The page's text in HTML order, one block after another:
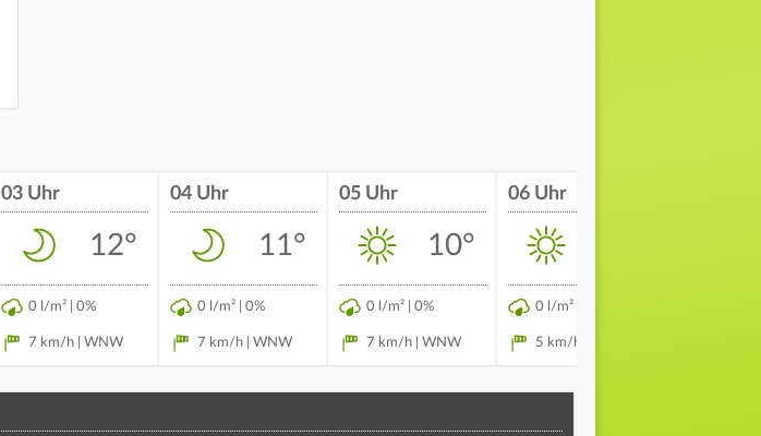
03 Uhr
12°
0 l/m² | 0%
7 km/h | WNW
04 Uhr
11°
0 l/m² | 0%
7 km/h | WNW
05 Uhr
10°
0 l/m² | 0%
7 km/h | WNW
06 Uhr
0 l/m² | 0%
5 km/h | W